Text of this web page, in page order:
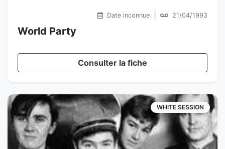
Date inconnue 21/04/1993
World Party
Consulter la fiche
WHITE SESSION